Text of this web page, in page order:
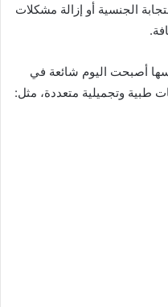
الجنسية أو إزالة مشكلات
أصبحت اليوم شائعة في
طبية وتجميلية متعددة، مثل: